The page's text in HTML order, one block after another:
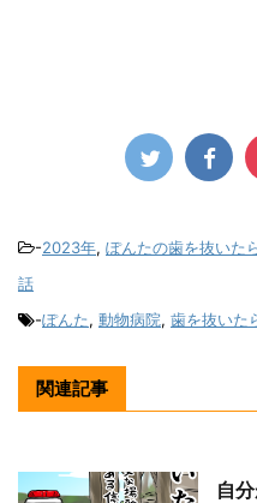
-2023年, ぽんたの歯を抜いた
話
-ぽんた, 動物病院, 歯を抜いた
関連記事
自